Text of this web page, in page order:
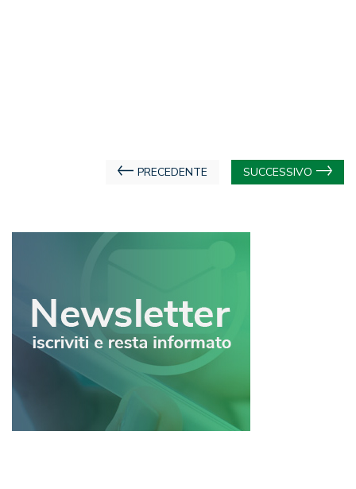
Navigazione
PRECEDENTE SUCCESSIVO